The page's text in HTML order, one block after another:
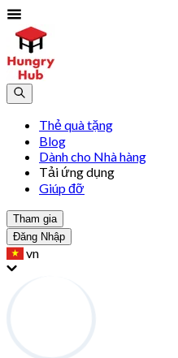
Thẻ quà tặng
Blog
Dành cho Nhà hàng
Tải ứng dụng
Giúp đỡ
Tham gia
Đăng Nhập
vn